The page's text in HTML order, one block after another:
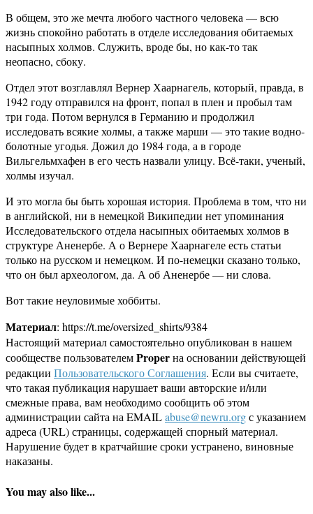
В общем, это же мечта любого частного человека — всю
жизнь спокойно работать в отделе исследования обитаемых
насыпных холмов. Служить, вроде бы, но как-то так
неопасно, сбоку.
Отдел этот возглавлял Вернер Хаарнагель, который, правда, в
1942 году отправился на фронт, попал в плен и пробыл там
три года. Потом вернулся в Германию и продолжил
исследовать всякие холмы, а также марши — это такие водно-
болотные угодья. Дожил до 1984 года, а в городе
Вильгельмхафен в его честь назвали улицу. Всё-таки, ученый,
холмы изучал.
И это могла бы быть хорошая история. Проблема в том, что ни
в английской, ни в немецкой Википедии нет упоминания
Исследовательского отдела насыпных обитаемых холмов в
структуре Аненербе. А о Вернере Хаарнагеле есть статьи
только на русском и немецком. И по-немецки сказано только,
что он был археологом, да. А об Аненербе — ни слова.
Вот такие неуловимые хоббиты.
Материал: https://t.me/oversized_shirts/9384
Настоящий материал самостоятельно опубликован в нашем
сообществе пользователемProperна основании действующей
редакции Пользовательского Соглашения. Если вы считаете,
что такая публикация нарушает ваши авторские и/или
смежные права, вам необходимо сообщить об этом
администрации сайта на EMAILabuse@newru.orgс указанием
адреса (URL) страницы, содержащей спорный материал.
Нарушение будет в кратчайшие сроки устранено, виновные
наказаны.
You may also like...